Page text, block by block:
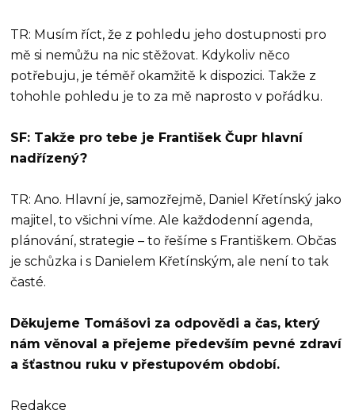
TR: Musím říct, že z pohledu jeho dostupnosti pro
mě si nemůžu na nic stěžovat. Kdykoliv něco
potřebuju, je téměř okamžitě k dispozici. Takže z
tohohle pohledu je to za mě naprosto v pořádku.
SF: Takže pro tebe je František Čupr hlavní
nadřízený?
TR: Ano. Hlavní je, samozřejmě, Daniel Křetínský jako
majitel, to všichni víme. Ale každodenní agenda,
plánování, strategie – to řešíme s Františkem. Občas
je schůzka i s Danielem Křetínským, ale není to tak
časté.
Děkujeme Tomášovi za odpovědi a čas, který
nám věnoval a přejeme především pevné zdraví
a šťastnou ruku v přestupovém období.
Redakce